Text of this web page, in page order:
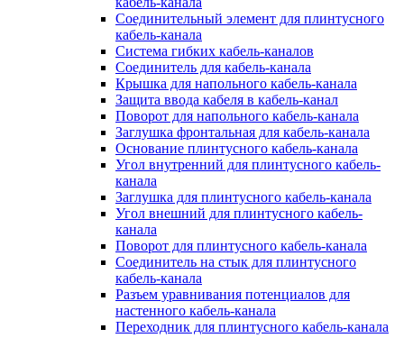
Соединительный элемент для плинтусного
кабель-канала
Система гибких кабель-каналов
Соединитель для кабель-канала
Крышка для напольного кабель-канала
Защита ввода кабеля в кабель-канал
Поворот для напольного кабель-канала
Заглушка фронтальная для кабель-канала
Основание плинтусного кабель-канала
Угол внутренний для плинтусного кабель-
канала
Заглушка для плинтусного кабель-канала
Угол внешний для плинтусного кабель-
канала
Поворот для плинтусного кабель-канала
Соединитель на стык для плинтусного
кабель-канала
Разъем уравнивания потенциалов для
настенного кабель-канала
Переходник для плинтусного кабель-канала